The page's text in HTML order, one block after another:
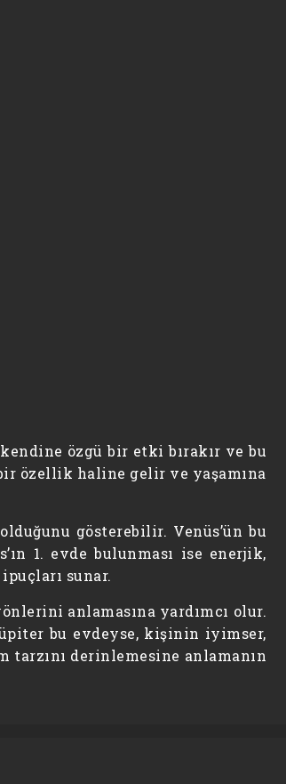
özgü bir etki bırakır ve bu
özellik haline gelir ve yaşamına
gösterebilir. Venüs’ün bu
1. evde bulunması ise enerjik,
sunar.
anlamasına yardımcı olur.
bu evdeyse, kişinin iyimser,
derinlemesine anlamanın